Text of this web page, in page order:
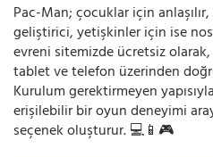
Pac-Man; çocuklar için
geliştirici, yetişkinler için ise
evreni sitemizde ücretsiz
tablet ve telefon üzerinden
Kurulum gerektirmeyen
erişilebilir bir oyun deneyimi
seçenek oluşturur. 💻📱🎮